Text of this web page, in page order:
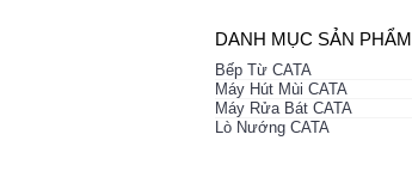
DANH MỤC SẢN PHẨM
Bếp Từ CATA
Máy Hút Mùi CATA
Máy Rửa Bát CATA
Lò Nướng CATA